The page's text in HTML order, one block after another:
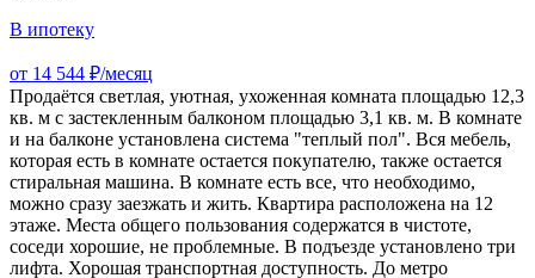
В ипотеку
от 14 544 ₽/месяц
Продаётся светлая, уютная, ухоженная комната площадью 12,3
кв. м с застекленным балконом площадью 3,1 кв. м. В комнате
и на балконе установлена система "теплый пол". Вся мебель,
которая есть в комнате остается покупателю, также остается
стиральная машина. В комнате есть все, что необходимо,
можно сразу заезжать и жить. Квартира расположена на 12
этаже. Места общего пользования содержатся в чистоте,
соседи хорошие, не проблемные. В подъезде установлено три
лифта. Хорошая транспортная доступность. До метро